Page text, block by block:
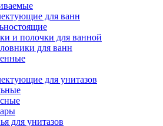
для ванн
и полочки для ванной
для ванн
для унитазов
для унитазов